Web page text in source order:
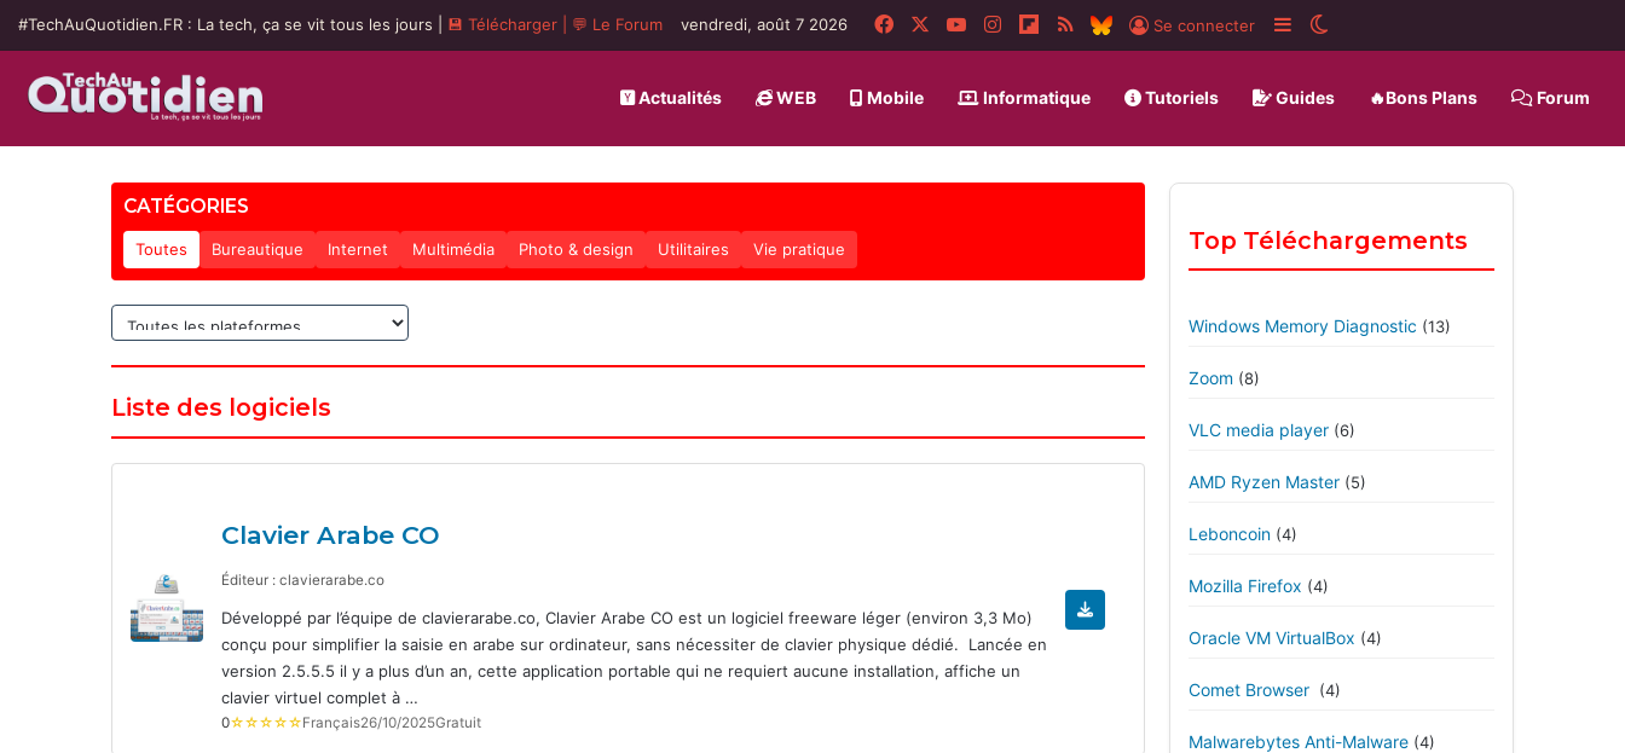
#TechAuQuotidien.FR : La tech, ça se vit tous les jours | 💾 Télécharger 💬 Le Forum vendredi, août 7 2026 FacebookYouTubeInstagramFlipboard
RSS BlueSky
Se connecter Sidebar (barre latérale)
Actualités WEB Mobile Informatique Tutoriels Guides 🔥Bons Plans Forum
CATÉGORIES
Toutes Bureautique Internet Multimédia Photo & design Utilitaires Vie pratique
Liste des logiciels
Clavier Arabe CO
Éditeur : clavierarabe.co
Développé par l’équipe de clavierarabe.co, Clavier Arabe CO est un logiciel freeware léger (environ 3,3 Mo)
conçu pour simplifier la saisie en arabe sur ordinateur, sans nécessiter de clavier physique dédié. Lancée en
version 2.5.5.5 il y a plus d’un an, cette application portable qui ne requiert aucune installation, affiche un
clavier virtuel complet à …
0☆☆☆☆☆Français26/10/2025Gratuit
Top Téléchargements
Windows Memory Diagnostic (13)
Zoom (8)
VLC media player (6)
AMD Ryzen Master (5)
Leboncoin (4)
Mozilla Firefox (4)
Oracle VM VirtualBox (4)
Comet Browser (4)
Malwarebytes Anti-Malware (4)